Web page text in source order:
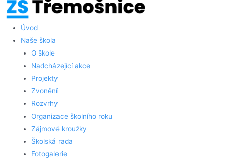
Úvod
Naše škola
O škole
Nadcházející akce
Projekty
Zvonění
Rozvrhy
Organizace školního roku
Zájmové kroužky
Školská rada
Fotogalerie